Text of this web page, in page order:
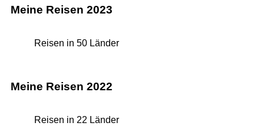
Meine Reisen 2023
Reisen in 50 Länder
Meine Reisen 2022
Reisen in 22 Länder